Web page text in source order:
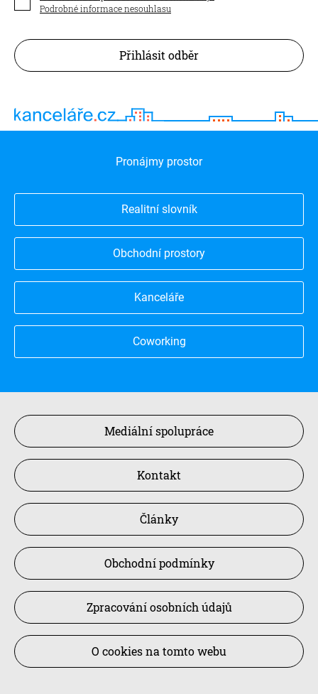
Podrobné informace nesouhlasu
Přihlásit odběr
Pronájmy prostor
Realitní slovník
Obchodní prostory
Kanceláře
Coworking
Mediální spolupráce
Kontakt
Články
Obchodní podmínky
Zpracování osobních údajů
O cookies na tomto webu